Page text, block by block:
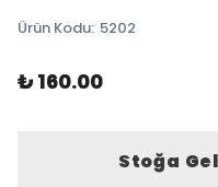
Ürün Kodu: 5202
₺ 160.00
Stoğa